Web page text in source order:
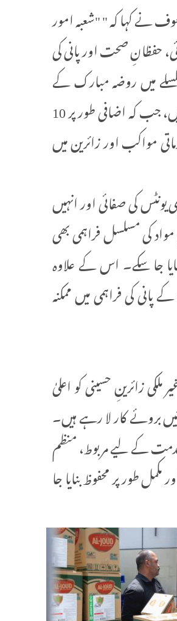
نے کہا کہ " "شعبہ امور
حفظانِ صحت اور پانی کی
میں روضہ مبارک کے
اطراف کوڑا کرکٹ جمع کرنے کے لیے تقریباً 25 ٹن بیگز تیار کیے گئے ہیں، جب کہ اضافی طور پر 10
مواکب اور زائرین میں
کی صفائی اور انہیں
کی مسلسل فراہمی بھی
جا سکے۔ اس کے علاوہ
پانی کی فراہمی میں ممکنہ
زائرینِ حسینی کو اعلیٰ
بروئے کار لا رہے ہیں۔
کے لیے مربوط، منظم
طور پر محفوظ بنایا جا